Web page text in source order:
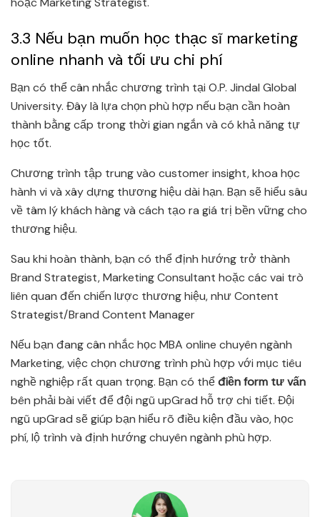
3.3 Nếu bạn muốn học thạc sĩ marketing
online nhanh và tối ưu chi phí
Bạn có thể cân nhắc chương trình tại O.P. Jindal Global
University. Đây là lựa chọn phù hợp nếu bạn cần hoàn
thành bằng cấp trong thời gian ngắn và có khả năng tự
học tốt.
Chương trình tập trung vào customer insight, khoa học
hành vi và xây dựng thương hiệu dài hạn. Bạn sẽ hiểu sâu
về tâm lý khách hàng và cách tạo ra giá trị bền vững cho
thương hiệu.
Sau khi hoàn thành, bạn có thể định hướng trở thành
Brand Strategist, Marketing Consultant hoặc các vai trò
liên quan đến chiến lược thương hiệu, như Content
Strategist/Brand Content Manager
Nếu bạn đang cân nhắc học MBA online chuyên ngành
Marketing, việc chọn chương trình phù hợp với mục tiêu
nghề nghiệp rất quan trọng. Bạn có thểđiền form tư vấn
bên phải bài viết để đội ngũ upGrad hỗ trợ chi tiết. Đội
ngũ upGrad sẽ giúp bạn hiểu rõ điều kiện đầu vào, học
phí, lộ trình và định hướng chuyên ngành phù hợp.